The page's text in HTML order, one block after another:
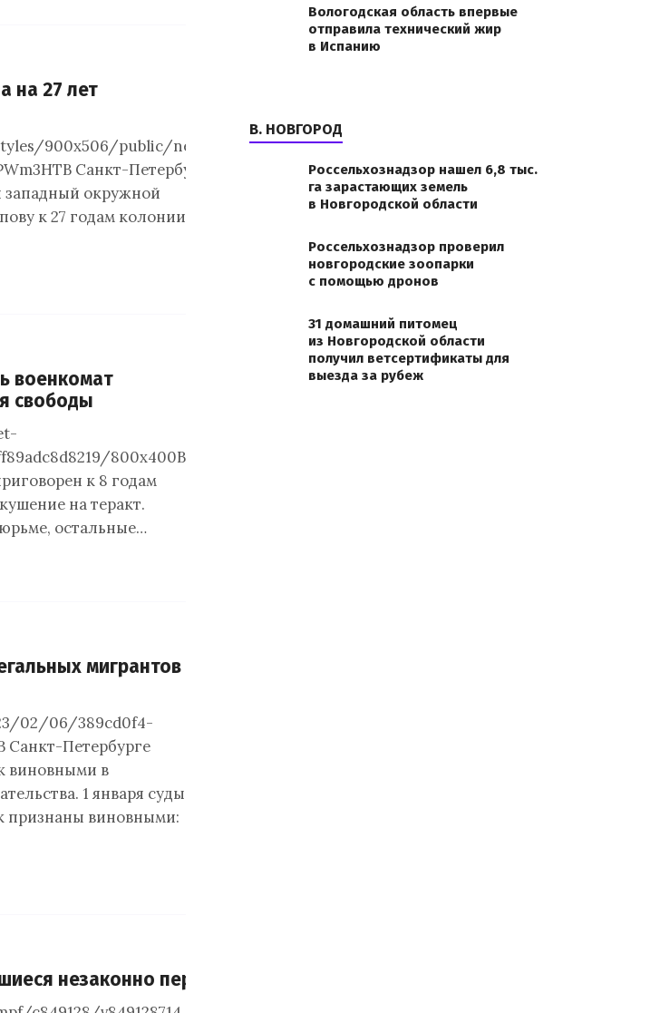
на 27 лет
900x506/public/news-
Санкт-Петербурге
западный окружной
к 27 годам колонии за
военкомат
свободы
800x400В
к 8 годам
на теракт.
остальные…
мигрантов
02/06/389cd0f4-
Санкт-Петербурге
виновными в
1 января суды
признаны виновными:
незаконно перейти из России в Норвегию
Вологодская область впервые
отправила технический жир
в Испанию
В. НОВГОРОД
Россельхознадзор нашел 6,8 тыс.
га зарастающих земель
в Новгородской области
Россельхознадзор проверил
новгородские зоопарки
с помощью дронов
31 домашний питомец
из Новгородской области
получил ветсертификаты для
выезда за рубеж